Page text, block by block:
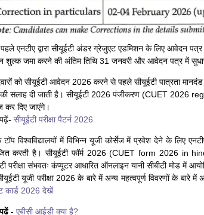
एनटीए द्वारा सीयूईटी अंडर ग्रेजुएट एडमिशन के लिए आवेदन
शुल्क जमा करने की अंतिम तिथि 31 जनवरी और आवेदन पत्र में
को सीयूईटी आवेदन 2026 करने से पहले सीयूईटी पात्रता
सलाह दी जाती है। सीयूईटी 2026 पंजीकरण (CUET 2026
कर दिए जाएंगे।
सीयूईटी परीक्षा पैटर्न 2026
विश्वविद्यालयों में विभिन्न यूजी कोर्सेज में प्रवेश देने के लिए
करती है। सीयूईटी फॉर्म 2026 (CUET form 2026 in
परीक्षा संभवतः कंप्यूटर आधारित ऑनलाइन यानी सीबीटी मोड में
यूजी परीक्षा 2026 के बारे में अन्य महत्वपूर्ण विवरणों के बारे
कार्ड 2026 देखें
- एबीसी आईडी क्या है?